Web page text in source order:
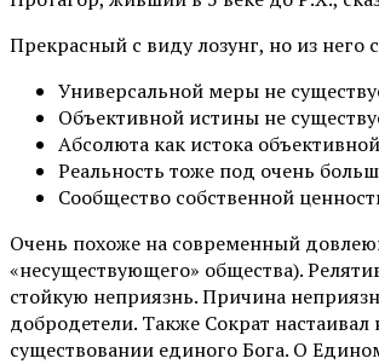
Прекрасный с виду лозунг, но из
Универсальной меры не
Объективной истины не
Абсолюта как истока
Реальность тоже под очень
Сообщество собственной
Очень похоже на современный
«несуществующего» общества).
стойкую неприязнь. Причина
добродетели. Также Сократ
существовании единого Бога. О